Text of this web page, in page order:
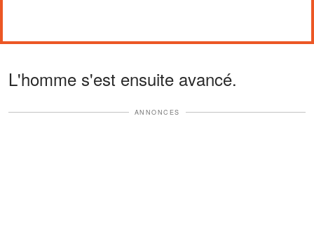
L'homme s'est ensuite avancé.
ANNONCES